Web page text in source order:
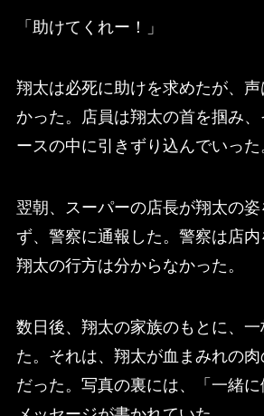
「助けてくれー！」
翔太は必死に助けを求めたが、
かった。店員は翔太の首を掴み
ースの中に引きずり込んでいった
翌朝、スーパーの店長が翔太の
ず、警察に通報した。警察は店内
翔太の行方は分からなかった。
数日後、翔太の家族のもとに、
た。それは、翔太が血まみれの
だった。写真の裏には、「一緒に